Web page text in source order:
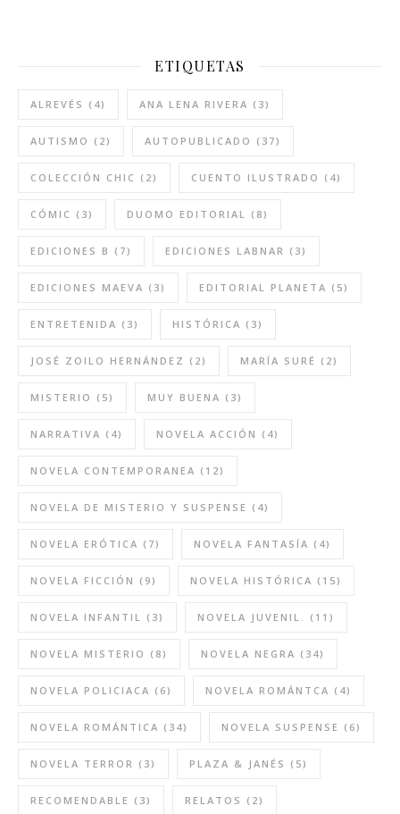
ETIQUETAS
ALREVÉS (4) ANA LENA RIVERA (3)
AUTISMO (2) AUTOPUBLICADO (37)
COLECCIÓN CHIC (2) CUENTO ILUSTRADO (4)
CÓMIC (3) DUOMO EDITORIAL (8)
EDICIONES B (7) EDICIONES LABNAR (3)
EDICIONES MAEVA (3) EDITORIAL PLANETA (5)
ENTRETENIDA (3) HISTÓRICA (3)
JOSÉ ZOILO HERNÁNDEZ (2) MARÍA SURÉ (2)
MISTERIO (5) MUY BUENA (3)
NARRATIVA (4) NOVELA ACCIÓN (4)
NOVELA CONTEMPORANEA (12)
NOVELA DE MISTERIO Y SUSPENSE (4)
NOVELA ERÓTICA (7) NOVELA FANTASÍA (4)
NOVELA FICCIÓN (9) NOVELA HISTÓRICA (15)
NOVELA INFANTIL (3) NOVELA JUVENIL. (11)
NOVELA MISTERIO (8) NOVELA NEGRA (34)
NOVELA POLICIACA (6) NOVELA ROMÁNTCA (4)
NOVELA ROMÁNTICA (34) NOVELA SUSPENSE (6)
NOVELA TERROR (3) PLAZA & JANÉS (5)
RECOMENDABLE (3) RELATOS (2)